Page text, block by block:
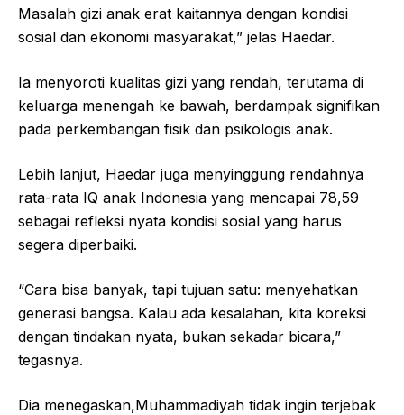
Masalah gizi anak erat kaitannya dengan kondisi
sosial dan ekonomi masyarakat,” jelas Haedar.
Ia menyoroti kualitas gizi yang rendah, terutama di
keluarga menengah ke bawah, berdampak signifikan
pada perkembangan fisik dan psikologis anak.
Lebih lanjut, Haedar juga menyinggung rendahnya
rata-rata IQ anak Indonesia yang mencapai 78,59
sebagai refleksi nyata kondisi sosial yang harus
segera diperbaiki.
“Cara bisa banyak, tapi tujuan satu: menyehatkan
generasi bangsa. Kalau ada kesalahan, kita koreksi
dengan tindakan nyata, bukan sekadar bicara,”
tegasnya.
Dia menegaskan,Muhammadiyah tidak ingin terjebak